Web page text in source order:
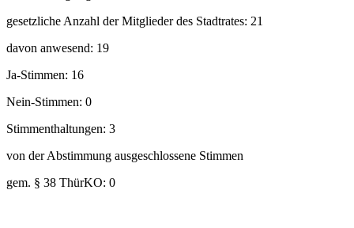
gesetzliche Anzahl der Mitglieder des Stadtrates: 21
davon anwesend: 19
Ja-Stimmen: 16
Nein-Stimmen: 0
Stimmenthaltungen: 3
von der Abstimmung ausgeschlossene Stimmen
gem. § 38 ThürKO: 0